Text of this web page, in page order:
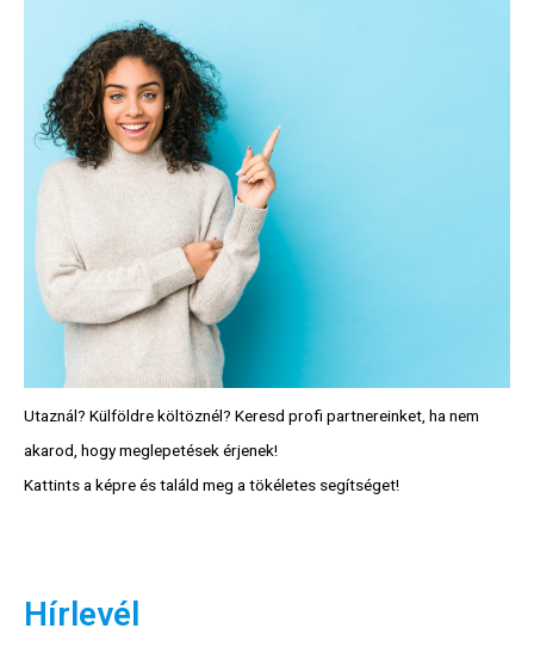
Utaznál? Külföldre költöznél? Keresd profi partnereinket, ha nem
akarod, hogy meglepetések érjenek!
Kattints a képre és találd meg a tökéletes segítséget!
Hírlevél